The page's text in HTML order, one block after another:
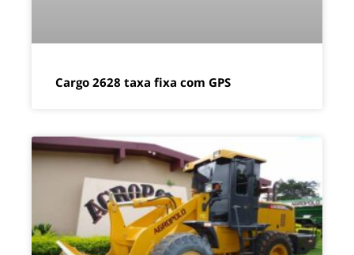
Cargo 2628 taxa fixa com GPS